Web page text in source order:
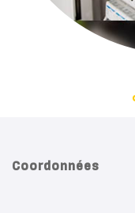
Coordonnées